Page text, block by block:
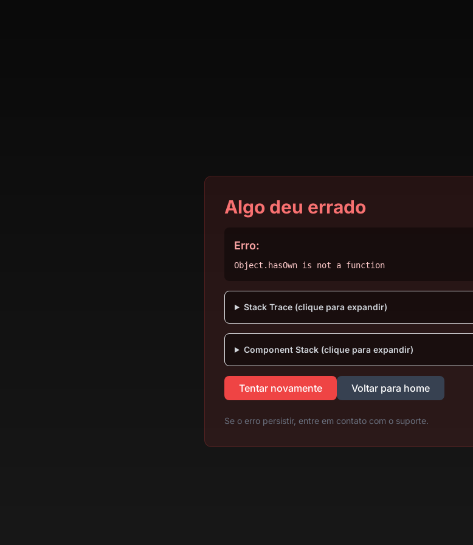
Algo deu errado
Erro:
Object.hasOwn is not a function
Stack Trace (clique para expandir)
Component Stack (clique para expandir)
Tentar novamente Voltar para home
Se o erro persistir, entre em contato com o suporte.